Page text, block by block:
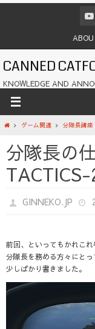
へ
ス
プ
CANNED
KNOWLEDGE AND
ホ
ム
ゲーム関連 分隊長講座
分隊長の
TACTICS-
GINNEKO.JP
前回、といってもかれこ
分隊長を務める方々にと
少しばかり書きました。